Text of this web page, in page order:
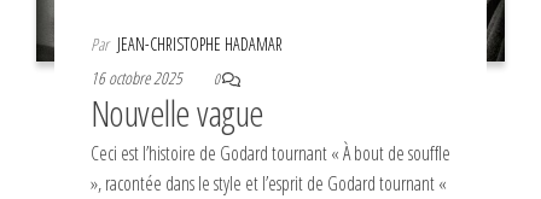
Par JEAN-CHRISTOPHE HADAMAR
16 octobre 2025
0
Nouvelle vague
Ceci est l’histoire de Godard tournant « À bout de souffle
», racontée dans le style et l’esprit de Godard tournant «